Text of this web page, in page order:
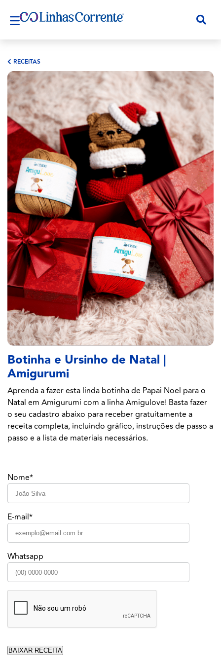
RECEITAS
Botinha e Ursinho de Natal |
Amigurumi
Aprenda a fazer esta linda botinha de Papai Noel para o
Natal em Amigurumi com a linha Amigulove! Basta fazer
o seu cadastro abaixo para receber gratuitamente a
receita completa, incluindo gráfico, instruções de passo a
passo e a lista de materiais necessários.
Nome*
E-mail*
Whatsapp